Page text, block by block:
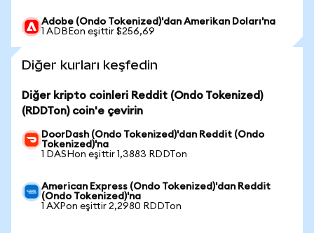
Adobe (Ondo Tokenized)'dan Amerikan Doları'na
1 ADBEon eşittir $256,69
Diğer kurları keşfedin
Diğer kripto coinleri Reddit (Ondo Tokenized)
(RDDTon) coin'e çevirin
DoorDash (Ondo Tokenized)'dan Reddit (Ondo
Tokenized)'na
1 DASHon eşittir 1,3883 RDDTon
American Express (Ondo Tokenized)'dan Reddit
(Ondo Tokenized)'na
1 AXPon eşittir 2,2980 RDDTon